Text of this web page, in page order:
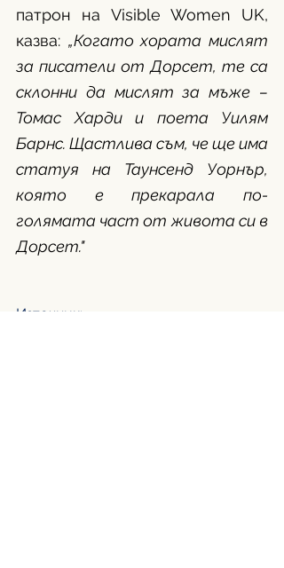
патрон на Visible Women UK,
казва: „Когато хората мислят
за писатели от Дорсет, те са
склонни да мислят за мъже –
Томас Харди и поета Уилям
Барнс. Щастлива съм, че ще има
статуя на Таунсенд Уорнър,
която е прекарала по-
голямата част от живота си в
Дорсет."
Източник: